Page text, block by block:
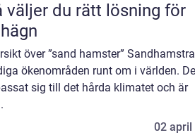
över ”sand hamster”
ökenområden runt om i världen.
sig till det hårda klimatet och är
02 april